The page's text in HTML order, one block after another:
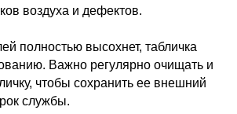
воздуха и дефектов.
полностью высохнет, табличка
Важно регулярно очищать и
чтобы сохранить ее внешний
службы.